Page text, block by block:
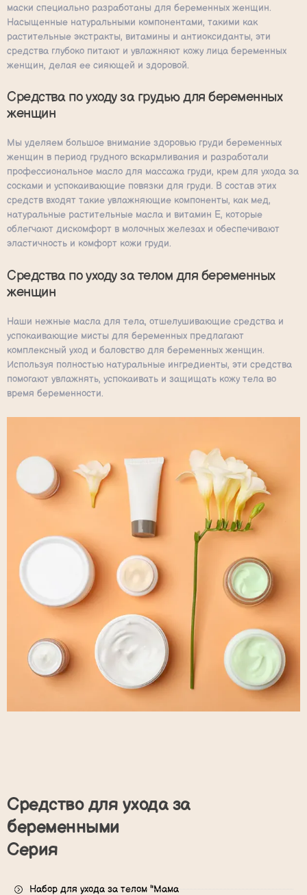
маски специально разработаны для беременных женщин.
Насыщенные натуральными компонентами, такими как
растительные экстракты, витамины и антиоксиданты, эти
средства глубоко питают и увлажняют кожу лица беременных
женщин, делая ее сияющей и здоровой.
Средства по уходу за грудью для беременных
женщин
Мы уделяем большое внимание здоровью груди беременных
женщин в период грудного вскармливания и разработали
профессиональное масло для массажа груди, крем для ухода за
сосками и успокаивающие повязки для груди. В состав этих
средств входят такие увлажняющие компоненты, как мед,
натуральные растительные масла и витамин Е, которые
облегчают дискомфорт в молочных железах и обеспечивают
эластичность и комфорт кожи груди.
Средства по уходу за телом для беременных
женщин
Наши нежные масла для тела, отшелушивающие средства и
успокаивающие мисты для беременных предлагают
комплексный уход и баловство для беременных женщин.
Используя полностью натуральные ингредиенты, эти средства
помогают увлажнять, успокаивать и защищать кожу тела во
время беременности.
Средство для ухода за
беременными
Серия
Набор для ухода за телом "Мама